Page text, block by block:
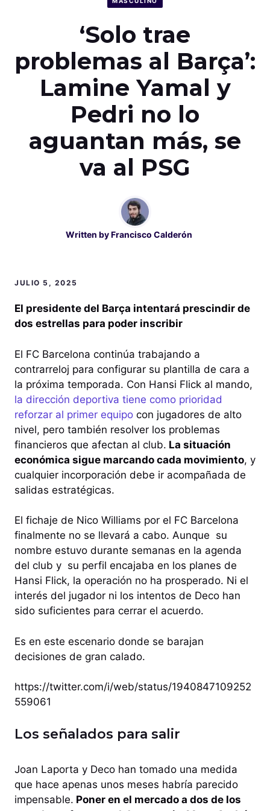
‘Solo trae
problemas al Barça’:
Lamine Yamal y
Pedri no lo
aguantan más, se
va al PSG
Written byFrancisco Calderón
JULIO 5, 2025
El presidente del Barça intentará prescindir de
dos estrellas para poder inscribir
El FC Barcelona continúa trabajando a
contrarreloj para configurar su plantilla de cara a
la próxima temporada. Con Hansi Flick al mando,
la dirección deportiva tiene como prioridad
reforzar al primer equipo con jugadores de alto
nivel, pero también resolver los problemas
financieros que afectan al club. La situación
económica sigue marcando cada movimiento, y
cualquier incorporación debe ir acompañada de
salidas estratégicas.
El fichaje de Nico Williams por el FC Barcelona
finalmente no se llevará a cabo. Aunque su
nombre estuvo durante semanas en la agenda
del club y su perfil encajaba en los planes de
Hansi Flick, la operación no ha prosperado. Ni el
interés del jugador ni los intentos de Deco han
sido suficientes para cerrar el acuerdo.
Es en este escenario donde se barajan
decisiones de gran calado.
https://twitter.com/i/web/status/1940847109252
559061
Los señalados para salir
Joan Laporta y Deco han tomado una medida
que hace apenas unos meses habría parecido
impensable. Poner en el mercado a dos de los